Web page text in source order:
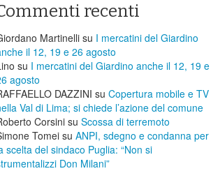
recenti
Martinelli su I mercatini del Giardino
il 12, 19 e 26 agosto
su I mercatini del Giardino anche il 12, 19 e
agosto
DAZZINI su ​Copertura mobile e TV
Val di Lima; si chiede l’azione del comune
Corsinisu Scossa di terremoto
Tomeisu ANPI, sdegno e condanna per
scelta del sindaco Puglia: “Non si
Don Milani”